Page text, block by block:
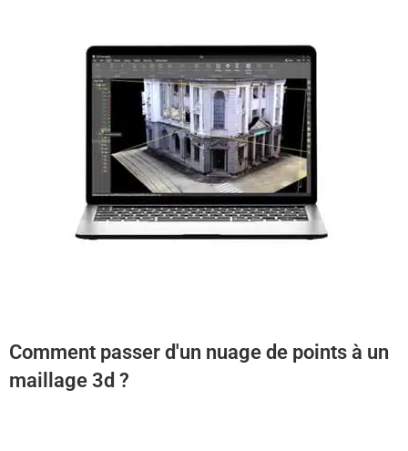
Comment passer d'un nuage de points à un
maillage 3d ?